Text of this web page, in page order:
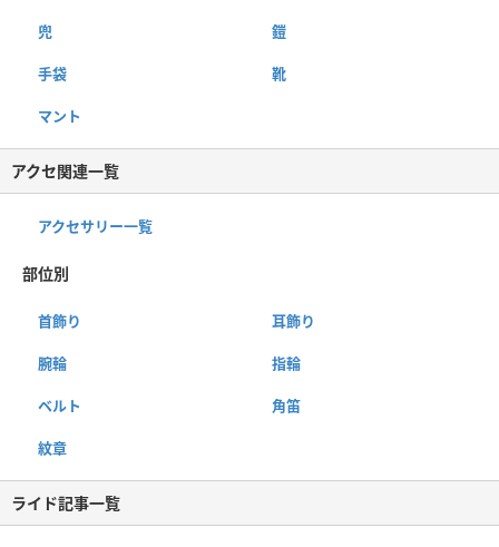
兜 鎧
手袋 靴
マント
アクセ関連一覧
アクセサリー一覧
部位別
首飾り 耳飾り
腕輪 指輪
ベルト 角笛
紋章
ライド記事一覧